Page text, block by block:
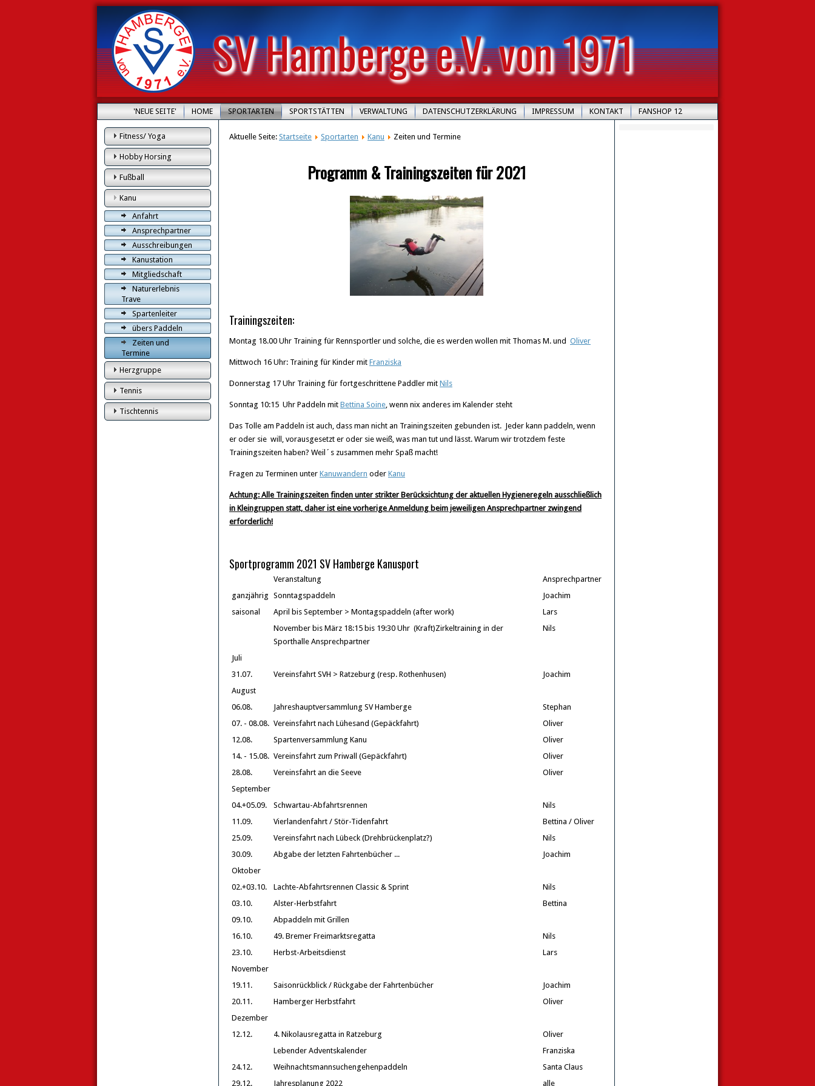
SV Hamberge e.V. von 1971
'NEUE SEITE' HOME SPORTARTEN SPORTSTÄTTEN VERWALTUNG DATENSCHUTZERKLÄRUNG IMPRESSUM KONTAKT FANSHOP 12
Fitness/ Yoga
Hobby Horsing
Fußball
Kanu
Anfahrt
Ansprechpartner
Ausschreibungen
Kanustation
Mitgliedschaft
Naturerlebnis
Trave
Spartenleiter
übers Paddeln
Zeiten und
Termine
Herzgruppe
Tennis
Tischtennis
Aktuelle Seite: Startseite Sportarten Kanu Zeiten und Termine
Programm & Trainingszeiten für 2021
Trainingszeiten:
Montag 18.00 Uhr Training für Rennsportler und solche, die es werden wollen mit Thomas M. und Oliver
Mittwoch 16 Uhr: Training für Kinder mit Franziska
Donnerstag 17 Uhr Training für fortgeschrittene Paddler mit Nils
Sonntag 10:15 Uhr Paddeln mit Bettina Soine, wenn nix anderes im Kalender steht
Das Tolle am Paddeln ist auch, dass man nicht an Trainingszeiten gebunden ist. Jeder kann paddeln, wenn
er oder sie will, vorausgesetzt er oder sie weiß, was man tut und lässt. Warum wir trotzdem feste
Trainingszeiten haben? Weil´s zusammen mehr Spaß macht!
Fragen zu Terminen unter Kanuwandern oder Kanu
Achtung: Alle Trainingszeiten finden unter strikter Berücksichtung der aktuellen Hygieneregeln ausschließlich
in Kleingruppen statt, daher ist eine vorherige Anmeldung beim jeweiligen Ansprechpartner zwingend
erforderlich!
Sportprogramm 2021 SV Hamberge Kanusport
Veranstaltung
Ansprechpartner
ganzjährig Sonntagspaddeln
Joachim
saisonal
April bis September > Montagspaddeln (after work)
Lars
November bis März 18:15 bis 19:30 Uhr (Kraft)Zirkeltraining in der
Sporthalle Ansprechpartner
Nils
Juli
31.07.
Vereinsfahrt SVH > Ratzeburg (resp. Rothenhusen)
Joachim
August
06.08.
Jahreshauptversammlung SV Hamberge
Stephan
07. - 08.08. Vereinsfahrt nach Lühesand (Gepäckfahrt)
Oliver
12.08.
Spartenversammlung Kanu
Oliver
14. - 15.08. Vereinsfahrt zum Priwall (Gepäckfahrt)
Oliver
28.08.
Vereinsfahrt an die Seeve
Oliver
September
04.+05.09.
Schwartau-Abfahrtsrennen
Nils
11.09.
Vierlandenfahrt / Stör-Tidenfahrt
Bettina / Oliver
25.09.
Vereinsfahrt nach Lübeck (Drehbrückenplatz?)
Nils
30.09.
Abgabe der letzten Fahrtenbücher ...
Joachim
Oktober
02.+03.10.
Lachte-Abfahrtsrennen Classic & Sprint
Nils
03.10.
Alster-Herbstfahrt
Bettina
09.10.
Abpaddeln mit Grillen
16.10.
49. Bremer Freimarktsregatta
Nils
23.10.
Herbst-Arbeitsdienst
Lars
November
19.11.
Saisonrückblick / Rückgabe der Fahrtenbücher
Joachim
20.11.
Hamberger Herbstfahrt
Oliver
Dezember
12.12.
4. Nikolausregatta in Ratzeburg
Oliver
Lebender Adventskalender
Franziska
24.12.
Weihnachtsmannsuchengehenpaddeln
Santa Claus
29.12.
Jahresplanung 2022 alle